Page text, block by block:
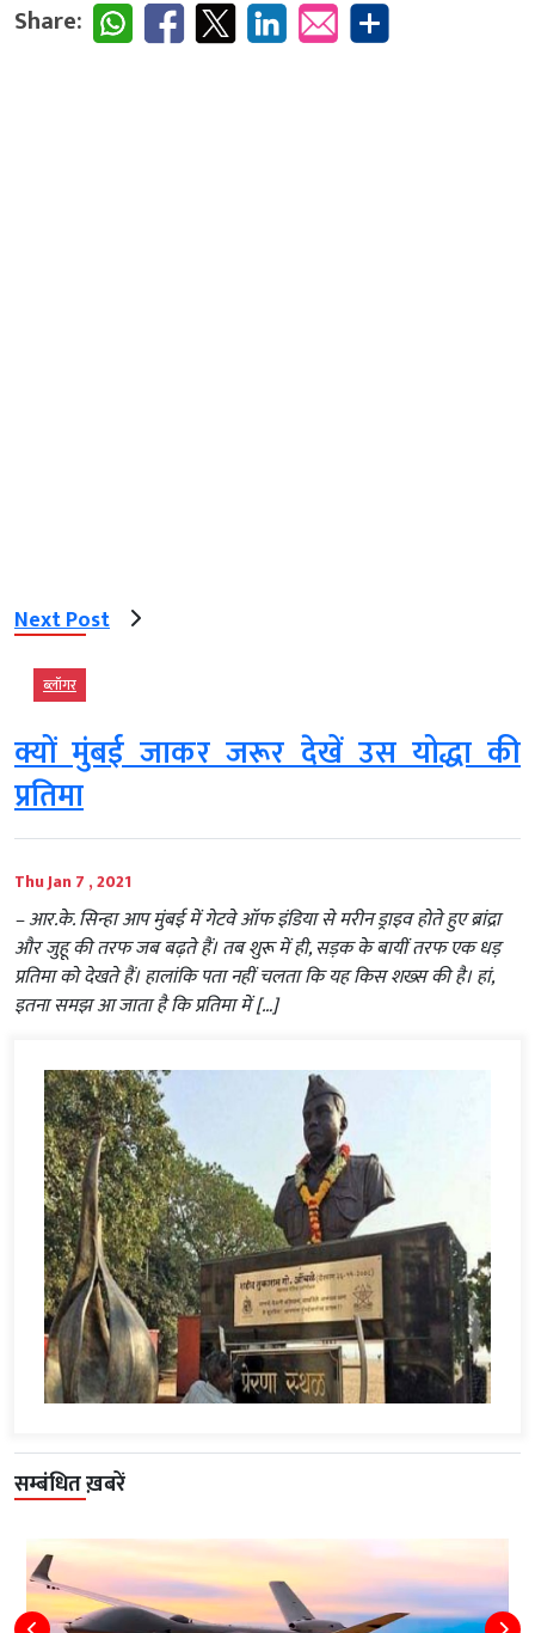
Share:
Next Post
ब्‍लॉगर
क्यों मुंबई जाकर जरूर देखें उस योद्धा की
प्रतिमा
Thu Jan 7 , 2021
– आर.के. सिन्हा आप मुंबई में गेटवे ऑफ इंडिया से मरीन ड्राइव होते हुए ब्रांद्रा
और जुहू की तरफ जब बढ़ते हैं। तब शुरू में ही, सड़क के बायीं तरफ एक धड़
प्रतिमा को देखते हैं। हालांकि पता नहीं चलता कि यह किस शख्स की है। हां,
इतना समझ आ जाता है कि प्रतिमा में […]
सम्बंधित ख़बरें